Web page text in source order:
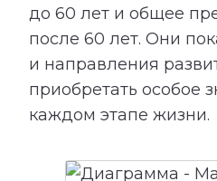
до 60 лет и общее
после 60 лет. Они
и направления
приобретать особое
каждом этапе жизни.